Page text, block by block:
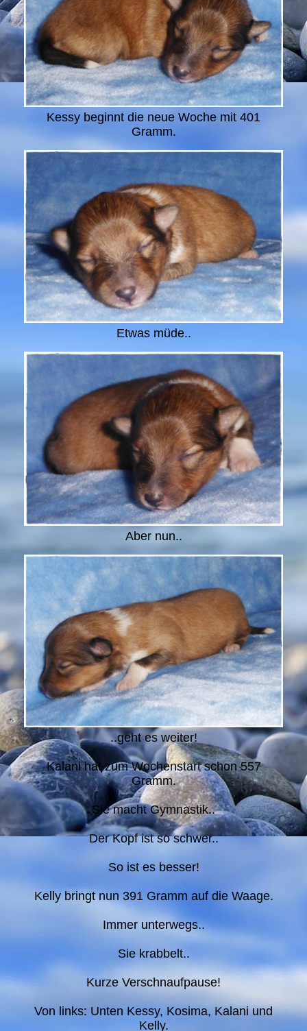
Kessy beginnt die neue Woche mit 401
Gramm.
Etwas müde..
Aber nun..
..geht es weiter!
Kalani hat zum Wochenstart schon 557
Gramm.
Sie macht Gymnastik..
Der Kopf ist so schwer..
So ist es besser!
Kelly bringt nun 391 Gramm auf die Waage.
Immer unterwegs..
Sie krabbelt..
Kurze Verschnaufpause!
Von links: Unten Kessy, Kosima, Kalani und
Kelly.